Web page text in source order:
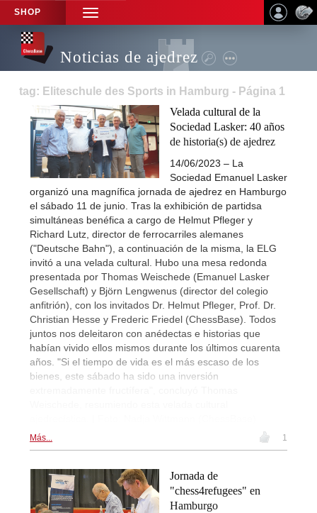
SHOP
TOGGLE
NAVIGATION
Noticias de ajedrez
tag: Eliteschule des Sports in Hamburg - Página 1
Velada cultural de la
Sociedad Lasker: 40 años
de historia(s) de ajedrez
14/06/2023 – La
Sociedad Emanuel Lasker
organizó una magnífica jornada de ajedrez en Hamburgo
el sábado 11 de junio. Tras la exhibición de partidsa
simultáneas benéfica a cargo de Helmut Pfleger y
Richard Lutz, director de ferrocarriles alemanes
("Deutsche Bahn"), a continuación de la misma, la ELG
invitó a una velada cultural. Hubo una mesa redonda
presentada por Thomas Weischede (Emanuel Lasker
Gesellschaft) y Björn Lengwenus (director del colegio
anfitrión), con los invitados Dr. Helmut Pfleger, Prof. Dr.
Christian Hesse y Frederic Friedel (ChessBase). Todos
juntos nos deleitaron con anédectas e historias que
habían vivido ellos mismos durante los últimos cuarenta
años. "Si el tiempo de vida es el más escaso de los
bienes, este sábado ha sido una inversión
Más... 1
Jornada de
"chess4refugees" en
Hamburgo